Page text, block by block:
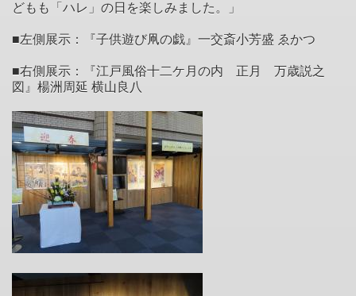
どもも「ハレ」の日を楽しみました。」
■左側展示：『子供遊び凧の戯』一交斎小芳盛 ゑかつ
■右側展示：『江戸風俗十二ケ月の内 正月 万歳説之
図』楊洲周延 横山良八